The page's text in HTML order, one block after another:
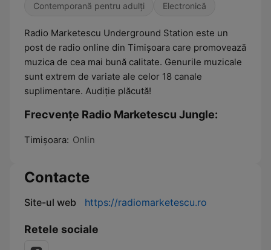
Contemporană pentru adulți Electronică
Radio Marketescu Underground Station este un
post de radio online din Timișoara care promovează
muzica de cea mai bună calitate. Genurile muzicale
sunt extrem de variate ale celor 18 canale
suplimentare. Audiție plăcută!
Frecvențe Radio Marketescu Jungle:
Timişoara: Onlin
Contacte
Site-ul web https://radiomarketescu.ro
Retele sociale